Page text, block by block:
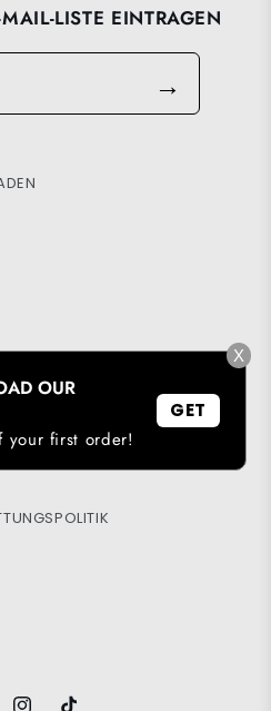
LISTE EINTRAGEN
→
X
OUR
your first order!
GET